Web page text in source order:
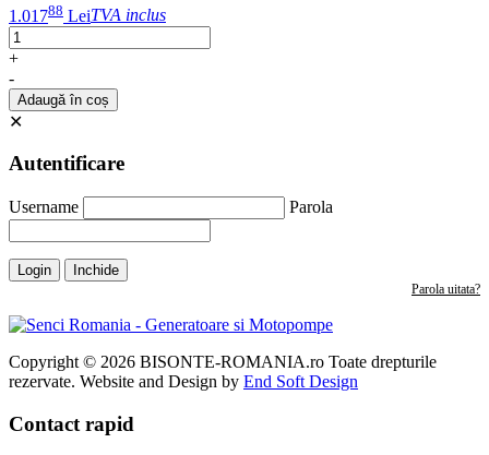
1.01788 LeiTVA inclus
+
-
Adaugă în coș
✕
Autentificare
Username Parola
Login Inchide
Parola uitata?
Copyright © 2026 BISONTE-ROMANIA.ro Toate drepturile
rezervate. Website and Design by End Soft Design
Contact rapid